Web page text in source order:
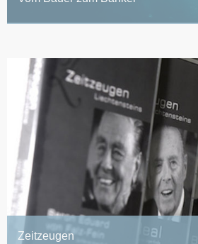
Zeitzeugen